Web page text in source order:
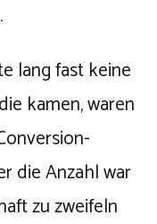
lang fast keine
kamen, waren
die Anzahl war
zu zweifeln